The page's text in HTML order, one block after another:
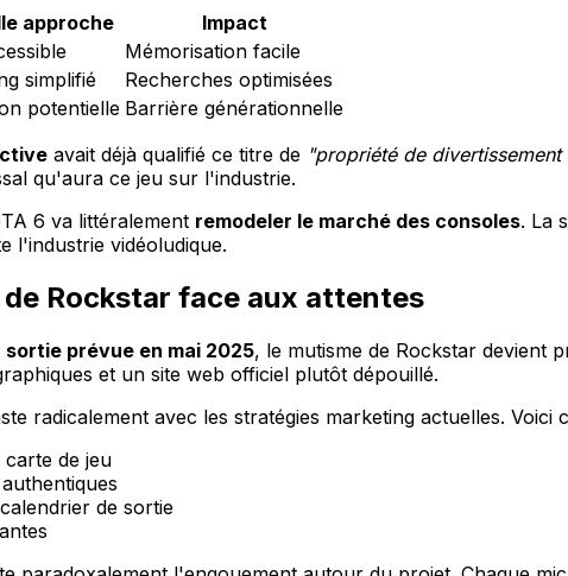
approche
Impact
Mémorisation facile
simplifié
Recherches optimisées
potentielle Barrière générationnelle
avait déjà qualifié ce titre de "propriété de
qu'aura ce jeu sur l'industrie.
6 va littéralement remodeler le marché des consoles. La
l'industrie vidéoludique.
Rockstar face aux attentes
sortie prévue en mai 2025, le mutisme de Rockstar devient
et un site web officiel plutôt dépouillé.
radicalement avec les stratégies marketing actuelles. Voici
carte de jeu
de sortie